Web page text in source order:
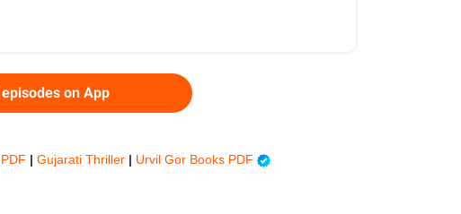
on App
| Gujarati Thriller | Urvil Gor Books PDF